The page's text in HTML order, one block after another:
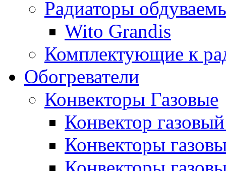
Радиаторы
Wito Grandis
Комплектующие к
Обогреватели
Конвекторы Газовые
Конвектор
Конвекторы